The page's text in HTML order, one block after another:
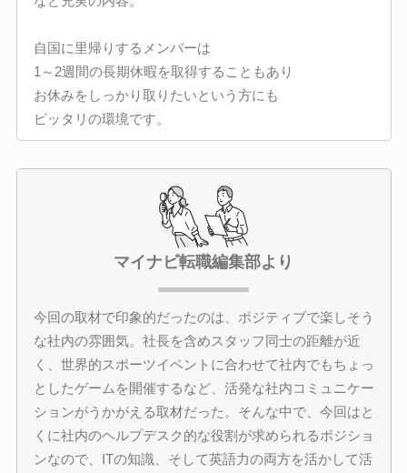
自国に里帰りするメンバーは
1～2週間の長期休暇を取得することもあり
お休みをしっかり取りたいという方にも
ピッタリの環境です。
マイナビ転職編集部より
今回の取材で印象的だったのは、ポジティブで楽しそう
な社内の雰囲気。社長を含めスタッフ同士の距離が近
く、世界的スポーツイベントに合わせて社内でもちょっ
としたゲームを開催するなど、活発な社内コミュニケー
ションがうかがえる取材だった。そんな中で、今回はと
くに社内のヘルプデスク的な役割が求められるポジショ
ンなので、ITの知識、そして英語力の両方を活かして活